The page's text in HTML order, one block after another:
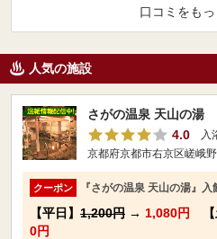
口コミをも
人気の施設
さがの温泉 天山の湯
4.0
入
京都府京都市右京区嵯峨
クーポン 『さがの温泉 天山の湯』
【平日】 1,200円 → 1,080円 【
0円